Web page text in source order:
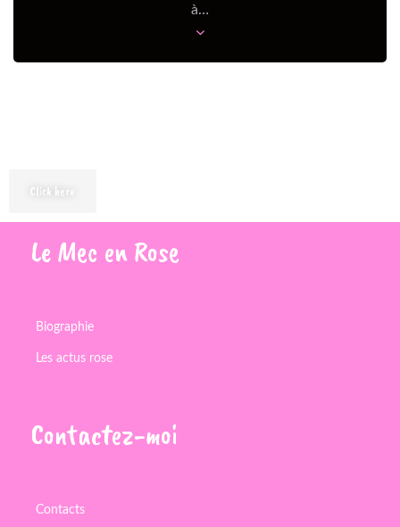
à…
Click here
LeMec enRose
Biographie
Les actus rose
Contactez-moi
Contacts